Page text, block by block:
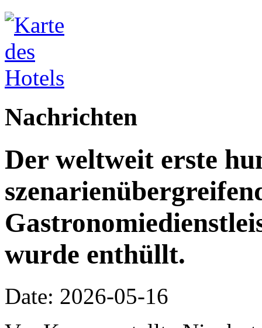
Nachrichten
Der weltweit erste
wurde enthüllt.
Date: 2026-05-16